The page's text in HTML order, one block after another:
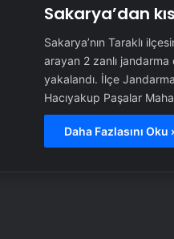
Sakarya’dan
Sakarya’nın Taraklı
arayan 2 zanlı
yakalandı. İlçe
Hacıyakup Paşalar
Daha Fazlasını Oku